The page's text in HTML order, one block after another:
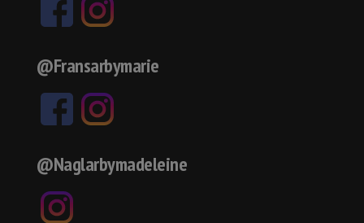
@Fransarbymarie
@Naglarbymadeleine